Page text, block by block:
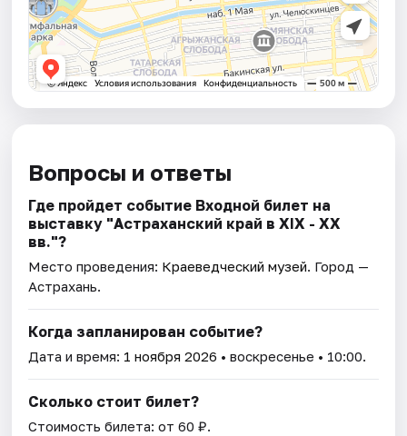
Вопросы и ответы
Где пройдет событие Входной билет на
выставку "Астраханский край в XIX - XX
вв."?
Место проведения: Краеведческий музей. Город —
Астрахань.
Когда запланирован событие?
Дата и время: 1 ноября 2026 • воскресенье • 10:00.
Сколько стоит билет?
Стоимость билета: от 60 ₽.